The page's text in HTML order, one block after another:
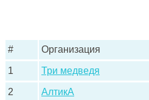
# Организация
1 Три медведя
2 АлтикА